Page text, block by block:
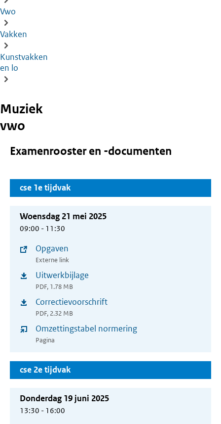
Vwo
Vakken
Kunstvakken
en lo
Muziek
vwo
Examenrooster en -documenten
cse 1e tijdvak
Woensdag 21 mei 2025
09:00 - 11:30
Opgaven
Externe link
(opent
nieuw
venster)
Uitwerkbijlage
PDF, 1.78 MB
(opent
nieuw
venster)
Correctievoorschrift
PDF, 2.32 MB
(opent
nieuw
venster)
Omzettingstabel normering
Pagina
cse 2e tijdvak
Donderdag 19 juni 2025
13:30 - 16:00